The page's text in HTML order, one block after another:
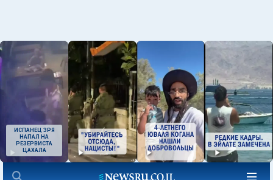
ИСПАНЕЦ ЗРЯ
НАПАЛ НА
РЕЗЕРВИСТА
ЦАХАЛА